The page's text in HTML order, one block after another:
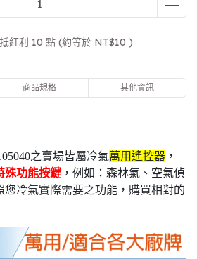
紅利 10 點 (約等於 NT$10 )
商品規格 其他資訊
之賣場皆屬冷氣萬用遙控器 ，
殊功能按鍵 ，例如：森林氣、空氣偵
您冷氣實際需要之功能，購買相對的